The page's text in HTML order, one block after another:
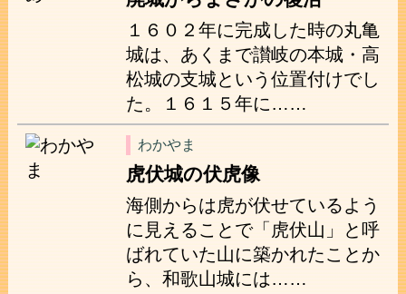
１６０２年に完成した時の丸亀
城は、あくまで讃岐の本城・高
松城の支城という位置付けでし
た。１６１５年に……
わかやま
虎伏城の伏虎像
海側からは虎が伏せているよう
に見えることで「虎伏山」と呼
ばれていた山に築かれたことか
ら、和歌山城には……